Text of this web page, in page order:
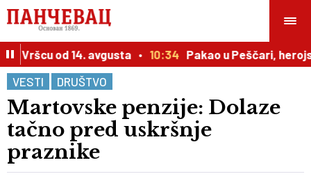
Vršcu od 14. avgusta 10:34 Pakao u Peščari,
VESTI
DRUŠTVO
Martovske penzije: Dolaze
tačno pred uskršnje
praznike